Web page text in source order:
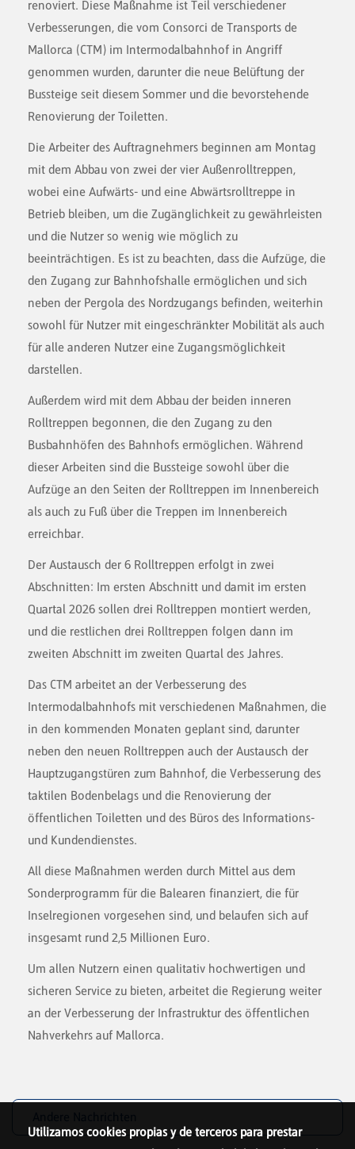
renoviert. Diese Maßnahme ist Teil verschiedener
Verbesserungen, die vom Consorci de Transports de
Mallorca (CTM) im Intermodalbahnhof in Angriff
genommen wurden, darunter die neue Belüftung der
Bussteige seit diesem Sommer und die bevorstehende
Renovierung der Toiletten.
Die Arbeiter des Auftragnehmers beginnen am Montag
mit dem Abbau von zwei der vier Außenrolltreppen,
wobei eine Aufwärts- und eine Abwärtsrolltreppe in
Betrieb bleiben, um die Zugänglichkeit zu gewährleisten
und die Nutzer so wenig wie möglich zu
beeinträchtigen. Es ist zu beachten, dass die Aufzüge, die
den Zugang zur Bahnhofshalle ermöglichen und sich
neben der Pergola des Nordzugangs befinden, weiterhin
sowohl für Nutzer mit eingeschränkter Mobilität als auch
für alle anderen Nutzer eine Zugangsmöglichkeit
darstellen.
Außerdem wird mit dem Abbau der beiden inneren
Rolltreppen begonnen, die den Zugang zu den
Busbahnhöfen des Bahnhofs ermöglichen. Während
dieser Arbeiten sind die Bussteige sowohl über die
Aufzüge an den Seiten der Rolltreppen im Innenbereich
als auch zu Fuß über die Treppen im Innenbereich
erreichbar.
Der Austausch der 6 Rolltreppen erfolgt in zwei
Abschnitten: Im ersten Abschnitt und damit im ersten
Quartal 2026 sollen drei Rolltreppen montiert werden,
und die restlichen drei Rolltreppen folgen dann im
zweiten Abschnitt im zweiten Quartal des Jahres.
Das CTM arbeitet an der Verbesserung des
Intermodalbahnhofs mit verschiedenen Maßnahmen, die
in den kommenden Monaten geplant sind, darunter
neben den neuen Rolltreppen auch der Austausch der
Hauptzugangstüren zum Bahnhof, die Verbesserung des
taktilen Bodenbelags und die Renovierung der
öffentlichen Toiletten und des Büros des Informations-
und Kundendienstes.
All diese Maßnahmen werden durch Mittel aus dem
Sonderprogramm für die Balearen finanziert, die für
Inselregionen vorgesehen sind, und belaufen sich auf
insgesamt rund 2,5 Millionen Euro.
Um allen Nutzern einen qualitativ hochwertigen und
sicheren Service zu bieten, arbeitet die Regierung weiter
an der Verbesserung der Infrastruktur des öffentlichen
Nahverkehrs auf Mallorca.
Utilizamos cookies propias y de terceros para prestar